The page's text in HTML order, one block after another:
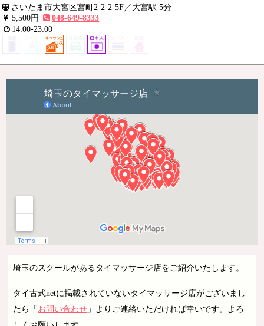
さいたま市大宮区宮町2-2-2-5F／大宮駅 5分
5,500円
048-649-8333
14:00-23:00
埼玉のスクールがあるタイマッサージ店をご紹介いたします。
タイ古式netに掲載されていないタイマッサージ店がございまし
たら「お問い合わせ 」よりご連絡いただければ幸いです。よろ